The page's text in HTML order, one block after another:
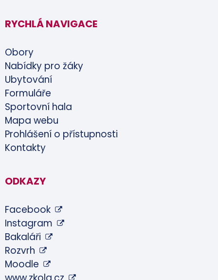
RYCHLÁ NAVIGACE
Obory
Nabídky pro žáky
Ubytování
Formuláře
Sportovní hala
Mapa webu
Prohlášení o přístupnosti
Kontakty
ODKAZY
Facebook
Instagram
Bakaláři
Rozvrh
Moodle